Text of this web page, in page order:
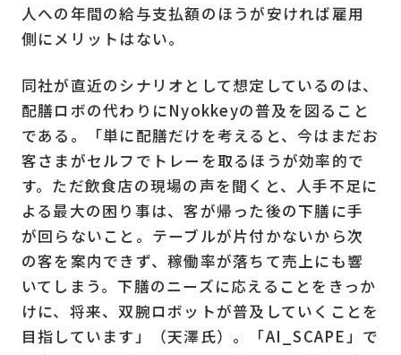
人への年間の給与支払額のほうが安ければ雇用
側にメリットはない。
同社が直近のシナリオとして想定しているのは、
配膳ロボの代わりにNyokkeyの普及を図ること
である。「単に配膳だけを考えると、今はまだお
客さまがセルフでトレーを取るほうが効率的で
す。ただ飲食店の現場の声を聞くと、人手不足に
よる最大の困り事は、客が帰った後の下膳に手
が回らないこと。テーブルが片付かないから次
の客を案内できず、稼働率が落ちて売上にも響
いてしまう。下膳のニーズに応えることをきっか
けに、将来、双腕ロボットが普及していくことを
目指しています」（天澤氏）。「AI_SCAPE」で